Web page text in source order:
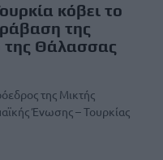
κόβει το
της
της Θάλασσας
της Μικτής
Ένωσης – Τουρκίας